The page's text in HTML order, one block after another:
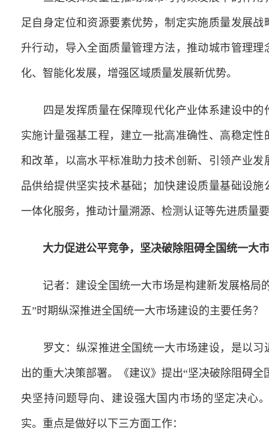
足自身定位和资源要素优势，制定实施质量发展
升行动，导入全面质量管理方法，推动城市管理
化、智能化发展，增强区域质量发展新优势。
四是发挥质量在保障现代化产业体系建设中的
实施计量强基工程，建立一批高准确性、高稳定
和改革，以高水平标准助力技术创新、引领产业
品供给提供坚实技术基础；加快建设质量基础设
一体化服务，推动计量溯源、检测认证等先进质量
大力促进公平竞争，坚决破除阻碍全国统一大
记者：建设全国统一大市场是构建新发展格局
五”时期纵深推进全国统一大市场建设的主要任务？
罗文：纵深推进全国统一大市场建设，是以习
出的重大决策部署。《建议》提出“坚决破除阻碍
央坚持问题导向、建设强大国内市场的坚定决心
实。重点是做好以下三方面工作：